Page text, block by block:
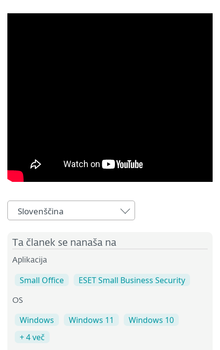
Slovenščina
Ta članek se nanaša na
Aplikacija
Small Office ESET Small Business Security
OS
Windows Windows 11
Windows 10
+ 4 več